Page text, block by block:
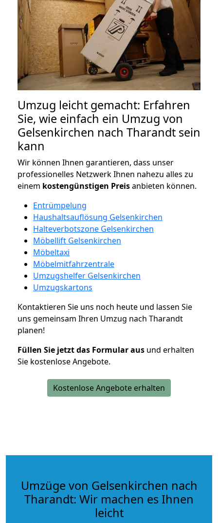
Umzug leicht gemacht: Erfahren
Sie, wie einfach ein Umzug von
Gelsenkirchen nach Tharandt sein
kann
Wir können Ihnen garantieren, dass unser
professionelles Netzwerk Ihnen nahezu alles zu
einem kostengünstigen Preisanbieten können.
Entrümpelung
Haushaltsauflösung Gelsenkirchen
Halteverbotszone Gelsenkirchen
Möbellift Gelsenkirchen
Möbeltaxi
Möbelmitfahrzentrale
Umzugshelfer Gelsenkirchen
Umzugskartons
Kontaktieren Sie uns noch heute und lassen Sie
uns gemeinsam Ihren Umzug nach Tharandt
planen!
Füllen Sie jetzt das Formular aus und erhalten
Sie kostenlose Angebote.
Kostenlose Angebote erhalten
Umzüge von Gelsenkirchen nach
Tharandt: Wir machen es Ihnen
leicht